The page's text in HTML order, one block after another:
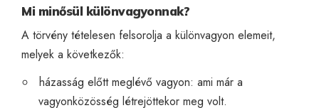
Mi minősül különvagyonnak?
A törvény tételesen felsorolja a különvagyon elemeit,
melyek a következők:
házasság előtt meglévő vagyon: ami már a
vagyonközösség létrejöttekor meg volt.